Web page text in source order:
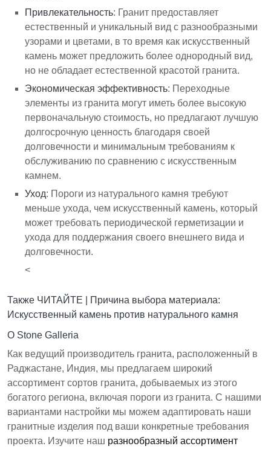
Привлекательность: Гранит предоставляет
естественный и уникальный вид с разнообразными
узорами и цветами, в то время как искусственный
камень может предложить более однородный вид,
но не обладает естественной красотой гранита.
Экономическая эффективность: Переходные
элементы из гранита могут иметь более высокую
первоначальную стоимость, но предлагают лучшую
долгосрочную ценность благодаря своей
долговечности и минимальным требованиям к
обслуживанию по сравнению с искусственным
камнем.
Уход: Пороги из натурального камня требуют
меньше ухода, чем искусственный камень, который
может требовать периодической герметизации и
ухода для поддержания своего внешнего вида и
долговечности.
<
Также ЧИТАЙТЕ |
Причина выбора материала:
Искусственный камень против натурального камня
О Stone Galleria
Как ведущий производитель гранита, расположенный в
Раджастане, Индия, мы предлагаем широкий
ассортимент сортов гранита, добываемых из этого
богатого региона, включая пороги из гранита. С нашими
вариантами настройки мы можем адаптировать наши
гранитные изделия под ваши конкретные требования
проекта. Изучите наш разнообразный ассортимент